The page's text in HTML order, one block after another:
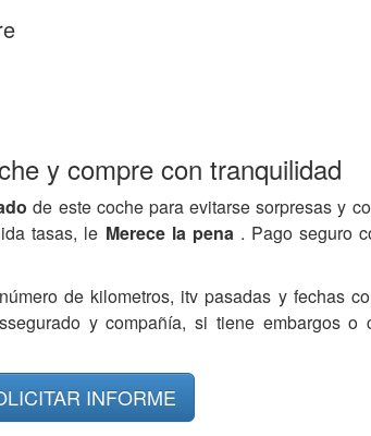
y compre con tranquilidad
de este coche para evitarse sorpresas y
tasas, le Merece la pena . Pago seguro
de kilometros, itv pasadas y fechas
y compañía, si tiene embargos o
INFORME